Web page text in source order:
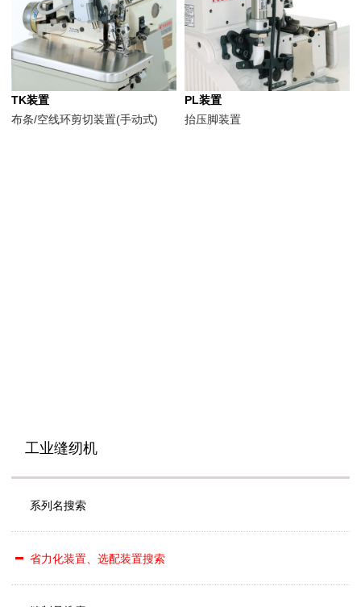
TK装置
布条/空线环剪切装置(手动式)
PL装置
抬压脚装置
工业缝纫机
系列名搜索
省力化装置、选配装置搜索